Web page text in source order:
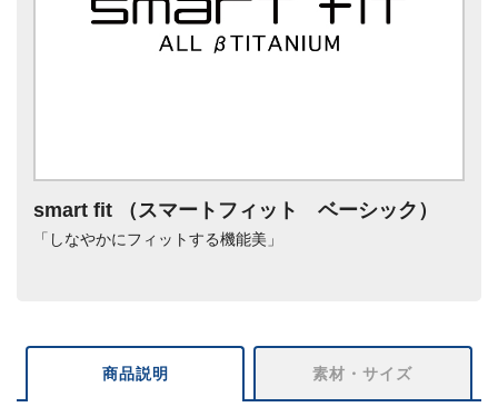
smart fit （スマートフィット ベーシック）
「しなやかにフィットする機能美」
商品説明 素材・サイズ